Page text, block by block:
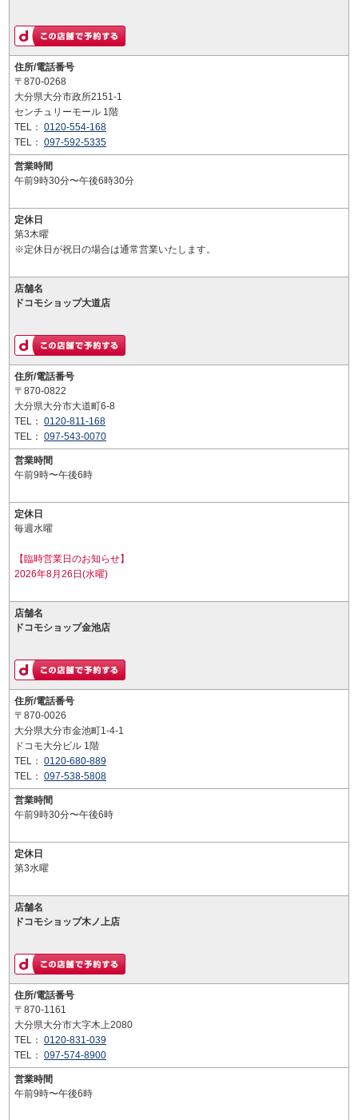
住所/電話番号
〒870-0268
大分県大分市政所2151-1
センチュリーモール 1階
TEL： 0120-554-168
TEL： 097-592-5335
営業時間
午前9時30分〜午後6時30分
定休日
第3木曜
※定休日が祝日の場合は通常営業いたします。
店舗名
ドコモショップ大道店
住所/電話番号
〒870-0822
大分県大分市大道町6-8
TEL： 0120-811-168
TEL： 097-543-0070
営業時間
午前9時〜午後6時
定休日
毎週水曜
【臨時営業日のお知らせ】
2026年8月26日(水曜)
店舗名
ドコモショップ金池店
住所/電話番号
〒870-0026
大分県大分市金池町1-4-1
ドコモ大分ビル 1階
TEL： 0120-680-889
TEL： 097-538-5808
営業時間
午前9時30分〜午後6時
定休日
第3水曜
店舗名
ドコモショップ木ノ上店
住所/電話番号
〒870-1161
大分県大分市大字木上2080
TEL： 0120-831-039
TEL： 097-574-8900
営業時間
午前9時〜午後6時